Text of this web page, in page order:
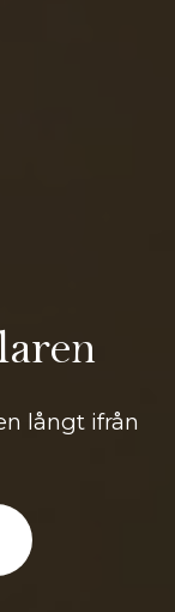
långt ifrån